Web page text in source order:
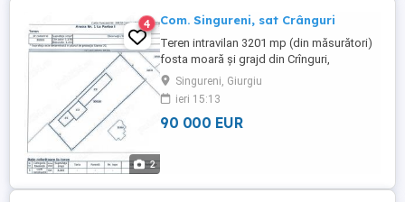
2
4 Com. Singureni, sat Crânguri
Teren intravilan 3201 mp (din măsurători)
fosta moară şi grajd din Crînguri,
Singureni.
Singureni, Giurgiu
ieri 15:13
90 000 EUR